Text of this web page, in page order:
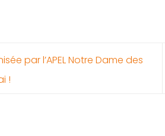
par l’APEL Notre Dame des
!